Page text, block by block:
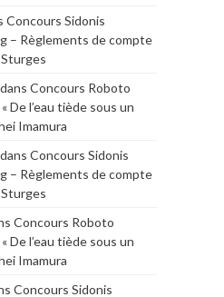
Concours Sidonis
– Règlements de compte
dans Concours Roboto
De l’eau tiède sous un
Imamura
dans Concours Sidonis
– Règlements de compte
Concours Roboto
De l’eau tiède sous un
Imamura
Concours Sidonis